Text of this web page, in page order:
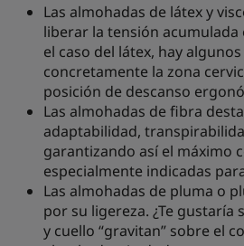
Las almohadas de látex y
liberar la tensión acumulada
el caso del látex, hay
concretamente la zona
posición de descanso
Las almohadas de fibra
adaptabilidad,
garantizando así el máximo
especialmente indicadas
Las almohadas de pluma o
por su ligereza. ¿Te gustaría
y cuello “gravitan” sobre el